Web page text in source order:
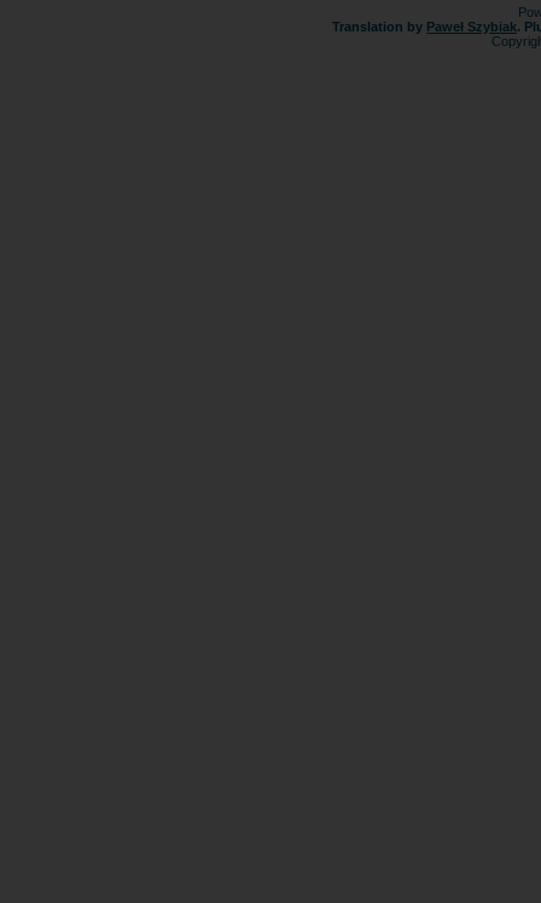
Translation by Paweł Szybiak.